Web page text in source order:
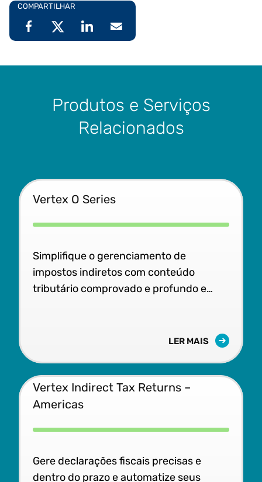
COMPARTILHAR
Produtos e Serviços
Relacionados
Vertex O Series
Simplifique o gerenciamento de
impostos indiretos com conteúdo
tributário comprovado e profundo e
LER MAIS
Vertex Indirect Tax Returns –
Americas
Gere declarações fiscais precisas e
dentro do prazo e automatize seus